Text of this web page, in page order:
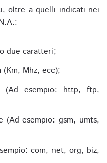
oltre a quelli indicati nei
due caratteri;
Mhz, ecc);
esempio: http, ftp,
(Ad esempio: gsm, umts,
com, net, org, biz,